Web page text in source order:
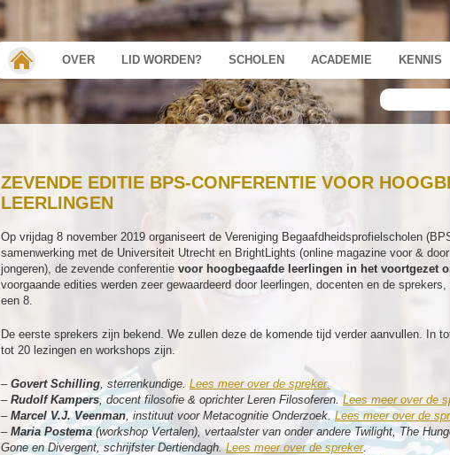
OVER LID WORDEN? SCHOLEN ACADEMIE KENNIS
ZEVENDE EDITIE BPS-CONFERENTIE VOOR
LEERLINGEN
Op vrijdag 8 november 2019 organiseert de Vereniging Begaafdheidsprofielscholen
samenwerking met de Universiteit Utrecht en BrightLights (online magazine voor &
jongeren), de zevende conferentie voor hoogbegaafde leerlingen in het voortgezet
voorgaande edities werden zeer gewaardeerd door leerlingen, docenten en de
een 8.
De eerste sprekers zijn bekend. We zullen deze de komende tijd verder aanvullen. In
tot 20 lezingen en workshops zijn.
– Govert Schilling, sterrenkundige. Lees meer over de spreker.
– Rudolf Kampers, docent filosofie & oprichter Leren Filosoferen.Lees meer over de
– Marcel V.J. Veenman, instituut voor Metacognitie Onderzoek. Lees meer over de
– Maria Postema(workshop Vertalen), vertaalster van onder andere Twilight, The
Gone en Divergent, schrijfster Dertiendagh.Lees meer over de spreker.